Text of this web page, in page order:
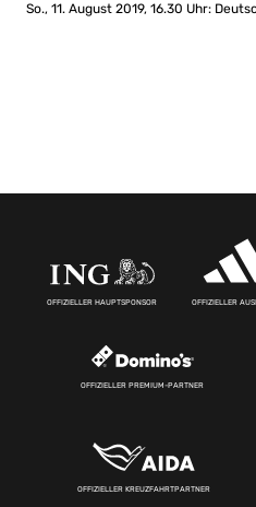
So., 11. August 2019, 16.30 Uhr:
OFFIZIELLER HAUPTSPONSOR OFFIZIELLER
OFFIZIELLER PREMIUM-PARTNER
OFFIZIELLER KREUZFAHRTPARTNER